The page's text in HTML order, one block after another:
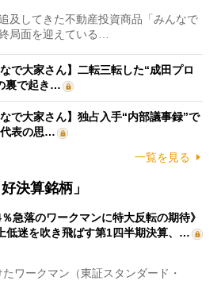
及してきた不動産投資商品「みんなで
局面を迎えている…
で大家さん】二転三転した“成田プロ
裏で起き…
で大家さん】独占入手“内部議事録”で
代表の思…
一覧を見る
決算銘柄」
％急落のワークマンに特大反転の期待》
低迷を吹き飛ばす第1四半期決算、…
ワークマン（東証スタンダード・